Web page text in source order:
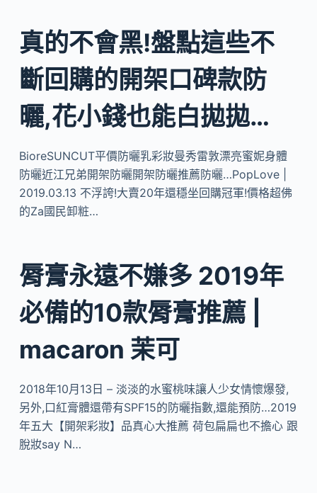
真的不會黑!盤點這些不
斷回購的開架口碑款防
曬,花小錢也能白拋拋…
BioreSUNCUT平價防曬乳彩妝曼秀雷敦漂亮蜜妮身體
防曬近江兄弟開架防曬開架防曬推薦防曬…PopLove |
2019.03.13 不浮誇!大賣20年還穩坐回購冠軍!價格超佛
的Za國民卸粧…
脣膏永遠不嫌多 2019年
必備的10款脣膏推薦 |
macaron 茉可
2018年10月13日 – 淡淡的水蜜桃味讓人少女情懷爆發,
另外,口紅膏體還帶有SPF15的防曬指數,還能預防…2019
年五大【開架彩妝】品真心大推薦 荷包扁扁也不擔心 跟
脫妝say N…